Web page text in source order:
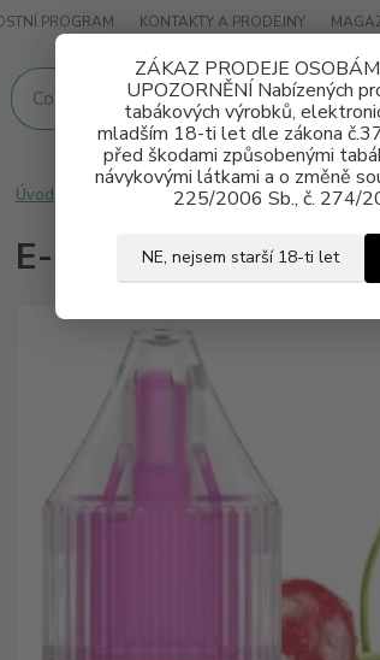
ZÁKAZ PRODEJE
UPOZORNĚNÍ Nabízených
tabákových výrobků,
mladším 18-ti let dle zákona
před škodami způsobenými
návykovými látkami a o změně
225/2006 Sb., č. 274/
NE, nejsem starší 18-ti let
PROGRAM KONTAKTY A PRODEJNY
Úvod Náplně e-liquid Nikotinová sůl OXVA
E-liquid OXVA OX